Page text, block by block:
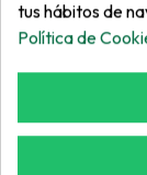
tus hábitos de
Política de